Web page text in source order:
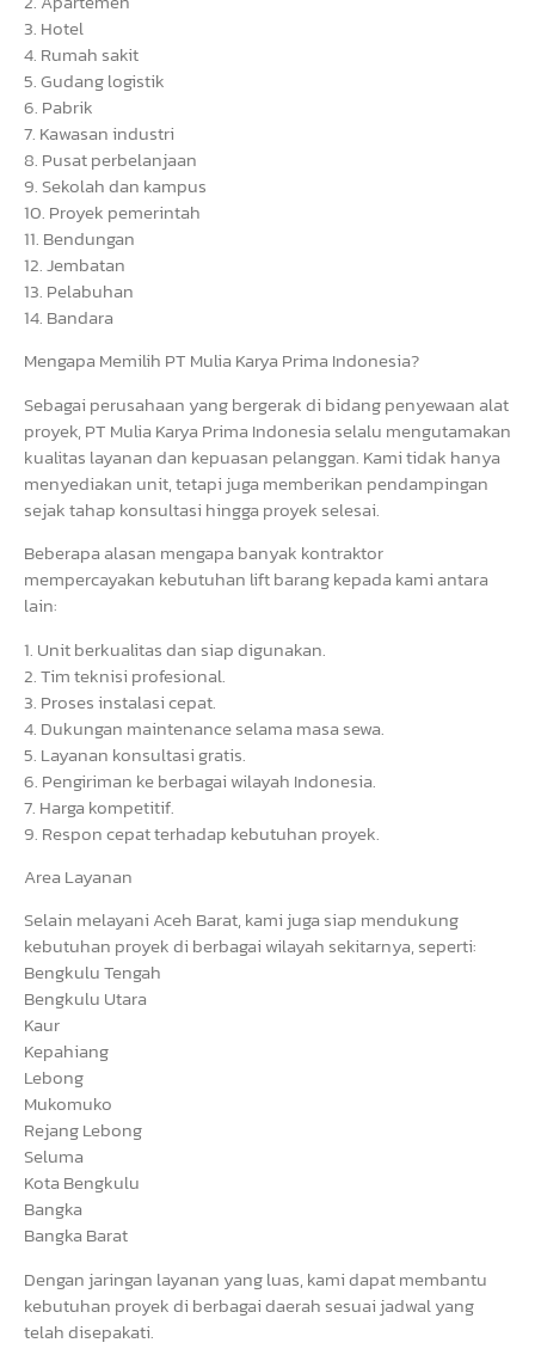
3. Hotel
4. Rumah sakit
5. Gudang logistik
6. Pabrik
7. Kawasan industri
8. Pusat perbelanjaan
9. Sekolah dan kampus
10. Proyek pemerintah
11. Bendungan
12. Jembatan
13. Pelabuhan
14. Bandara
Mengapa Memilih PT Mulia Karya Prima Indonesia?
Sebagai perusahaan yang bergerak di bidang penyewaan alat
proyek, PT Mulia Karya Prima Indonesia selalu mengutamakan
kualitas layanan dan kepuasan pelanggan. Kami tidak hanya
menyediakan unit, tetapi juga memberikan pendampingan
sejak tahap konsultasi hingga proyek selesai.
Beberapa alasan mengapa banyak kontraktor
mempercayakan kebutuhan lift barang kepada kami antara
lain:
1. Unit berkualitas dan siap digunakan.
2. Tim teknisi profesional.
3. Proses instalasi cepat.
4. Dukungan maintenance selama masa sewa.
5. Layanan konsultasi gratis.
6. Pengiriman ke berbagai wilayah Indonesia.
7. Harga kompetitif.
9. Respon cepat terhadap kebutuhan proyek.
Area Layanan
Selain melayani Aceh Barat, kami juga siap mendukung
kebutuhan proyek di berbagai wilayah sekitarnya, seperti:
Bengkulu Tengah
Bengkulu Utara
Kaur
Kepahiang
Lebong
Mukomuko
Rejang Lebong
Seluma
Kota Bengkulu
Bangka
Bangka Barat
Dengan jaringan layanan yang luas, kami dapat membantu
kebutuhan proyek di berbagai daerah sesuai jadwal yang
telah disepakati.